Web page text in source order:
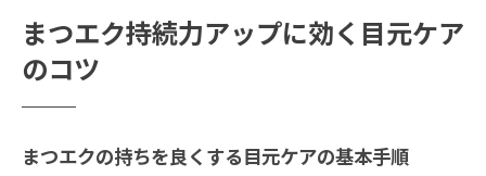
まつエクに最適な恵比寿サロン選びの基準
アイシャンプー導入店で選ぶまつエクのポ
め方
まつエク持続力アップに効く目元ケア
のコツ
まつエクの持ちを良くする目元ケアの基本手順